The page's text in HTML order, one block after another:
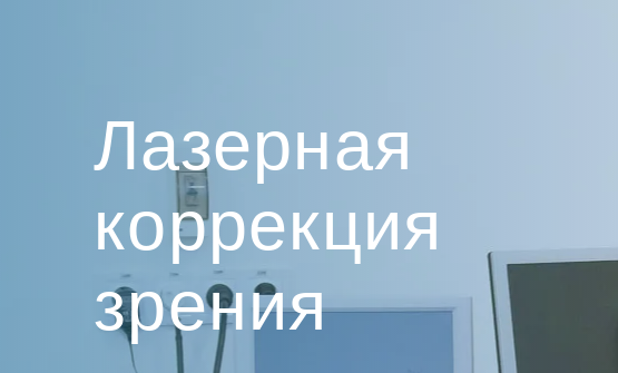
Лазерная
коррекция
зрения